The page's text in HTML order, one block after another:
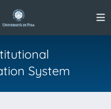
System